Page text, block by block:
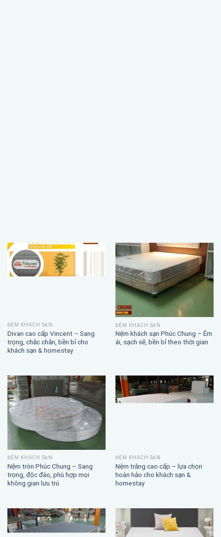
ĐỆM KHÁCH SẠN
Divan cao cấp Vincent – Sang
trọng, chắc chắn, bền bỉ cho
khách sạn & homestay
ĐỆM KHÁCH SẠN
Nệm khách sạn Phúc Chung – Êm
ái, sạch sẽ, bền bỉ theo thời gian
ĐỆM KHÁCH SẠN
Nệm tròn Phúc Chung – Sang
trọng, độc đáo, phù hợp mọi
không gian lưu trú
ĐỆM KHÁCH SẠN
Nệm trắng cao cấp – lựa chọn
hoàn hảo cho khách sạn &
homestay